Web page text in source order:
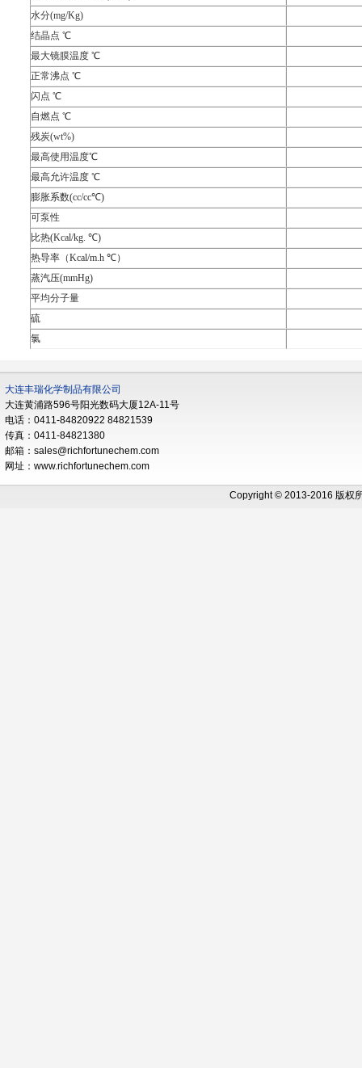
水分(mg/Kg)
结晶点 ℃
最大镜膜温度 ℃
正常沸点 ℃
闪点 ℃
自燃点 ℃
残炭(wt%)
最高使用温度℃
最高允许温度 ℃
膨胀系数(cc/cc℃)
可泵性
比热(Kcal/kg. ℃)
热导率（Kcal/m.h ℃）
蒸汽压(mmHg)
平均分子量
硫
氯
大连丰瑞化学制品有限公司
大连黄浦路596号阳光数码大厦12A-11号
电话：0411-84820922 84821539
传真：0411-84821380
邮箱：sales@richfortunechem.com
网址：www.richfortunechem.com
Copyright © 2013-2016 版权